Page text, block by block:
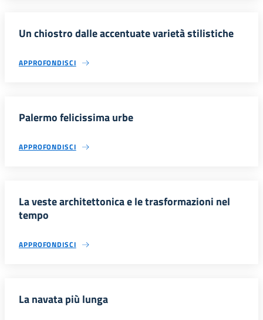
Un chiostro dalle accentuate varietà stilistiche
APPROFONDISCI
Palermo felicissima urbe
APPROFONDISCI
La veste architettonica e le trasformazioni nel
tempo
APPROFONDISCI
La navata più lunga